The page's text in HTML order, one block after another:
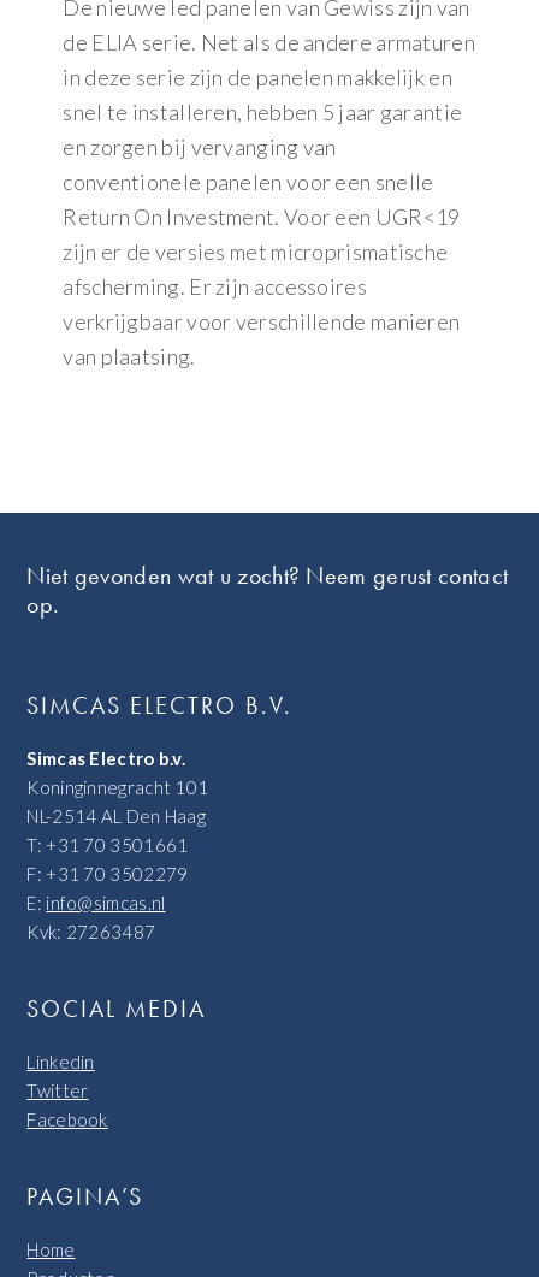
De nieuwe led panelen van Gewiss zijn van
de ELIA serie. Net als de andere armaturen
in deze serie zijn de panelen makkelijk en
snel te installeren, hebben 5 jaar garantie
en zorgen bij vervanging van
conventionele panelen voor een snelle
Return On Investment. Voor een UGR<19
zijn er de versies met microprismatische
afscherming. Er zijn accessoires
verkrijgbaar voor verschillende manieren
van plaatsing.
Niet gevonden wat u zocht? Neem gerust contact
op.
SIMCAS ELECTRO B.V.
Simcas Electro b.v.
Koninginnegracht 101
NL-2514 AL Den Haag
T: +31 70 3501661
F: +31 70 3502279
E: info@simcas.nl
Kvk: 27263487
SOCIAL MEDIA
Linkedin
Twitter
Facebook
PAGINA’S
Home